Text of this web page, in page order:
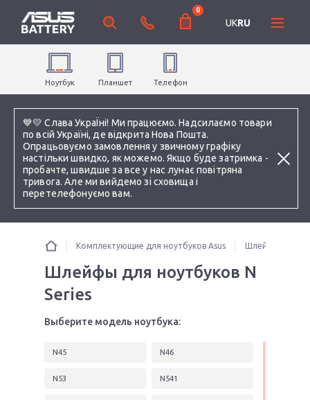
💙💛 Слава УкраЇні! Ми працюємо. Надсилаємо товари
по всій Україні, де відкрита Нова Пошта.
Опрацьовуємо замовлення у звичному графіку
настільки швидко, як можемо. Якщо буде затримка -
пробачте, швидше за все у нас лунає повітряна
тривога. Але ми вийдемо зі сховища і
перетелефонуємо вам.
0
UKRU
Ноутбук Планшет Телефон
Комплектующие для ноутбуков Asus Шлейфы для
Шлейфы для ноутбуков N
Series
Выберите модель ноутбука:
N45 N46
N53 N541